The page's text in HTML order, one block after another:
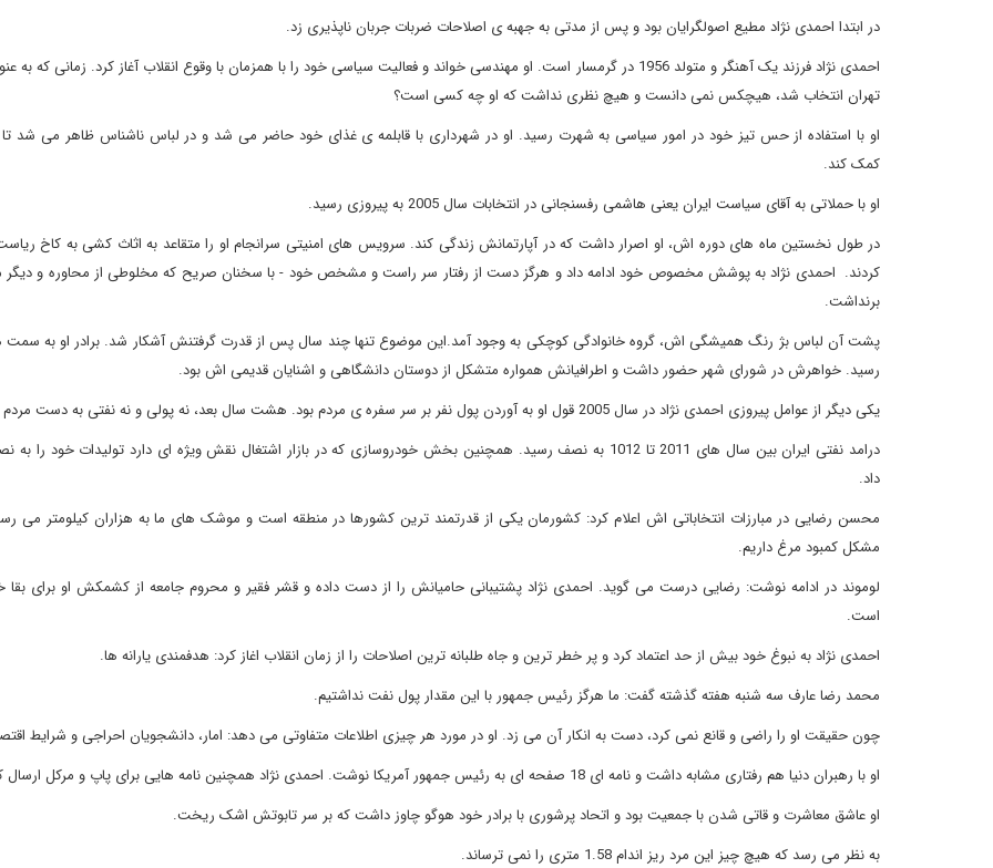
در ابتدا احمدی نژاد مطیع اصولگرایان بود و پس از مدتی به جهبه ی اصلاحات ضربات جربان ناپذیری زد.
احمدی نژاد فرزند یک آهنگر و متولد 1956 در گرمسار است. او مهندسی خواند و فعالیت سیاسی خود را با همزمان با وقوع انقلاب آغاز کرد. زمانی که
تهران انتخاب شد، هیچکس نمی دانست و هیچ نظری نداشت که او چه کسی است؟
او با استفاده از حس تیز خود در امور سیاسی به شهرت رسید. او در شهرداری با قابلمه ی غذای خود حاضر می شد و در لباس ناشناس ظاهر می شد تا
کمک کند.
او با حملاتی به آقای سیاست ایران یعنی هاشمی رفسنجانی در انتخابات سال 2005 به پیروزی رسید.
در طول نخستین ماه های دوره اش، او اصرار داشت که در آپارتمانش زندگی کند. سرویس های امنیتی سرانجام او را متقاعد به اثاث کشی به کاخ
کردند. احمدی نژاد به پوشش مخصوص خود ادامه داد و هرگز دست از رفتار سر راست و مشخص خود - با سخنان صریح که مخلوطی از محاوره و دیگر
برنداشت.
پشت آن لباس بژ رنگ همیشگی اش، گروه خانوادگی کوچکی به وجود آمد.این موضوع تنها چند سال پس از قدرت گرفتنش آشکار شد. برادر او به سمت
رسید. خواهرش در شورای شهر حضور داشت و اطرافیانش همواره متشکل از دوستان دانشگاهی و اشنایان قدیمی اش بود.
یکی دیگر از عوامل پیروزی احمدی نژاد در سال 2005 قول او به آوردن پول نفر بر سر سفره ی مردم بود. هشت سال بعد، نه پولی و نه نفتی به دست مردم رسید.
درامد نفتی ایران بین سال های 2011 تا 1012 به نصف رسید. همچنین بخش خودروسازی که در بازار اشتغال نقش ویژه ای دارد تولیدات خود
داد.
محسن رضایی در مبارزات انتخاباتی اش اعلام کرد: کشورمان یکی از قدرتمند ترین کشورها در منطقه است و موشک های ما به هزاران کیلومتر می
مشکل کمبود مرغ داریم.
لوموند در ادامه نوشت: رضایی درست می گوید. احمدی نژاد پشتیبانی حامیانش را از دست داده و قشر فقیر و محروم جامعه از کشمکش او برای
است.
احمدی نژاد به نبوغ خود بیش از حد اعتماد کرد و پر خطر ترین و جاه طلبانه ترین اصلاحات را از زمان انقلاب اغاز کرد: هدفمندی یارانه ها.
محمد رضا عارف سه شنبه هفته گذشته گفت: ما هرگز رئیس جمهور با این مقدار پول نفت نداشتیم.
چون حقیقت او را راضی و قانع نمی کرد، دست به انکار آن می زد. او در مورد هر چیزی اطلاعات متفاوتی می دهد: امار، دانشجویان احراجی و شرایط
او با رهبران دنیا هم رفتاری مشابه داشت و نامه ای 18 صفحه ای به رئیس جمهور آمریکا نوشت. احمدی نژاد همچنین نامه هایی برای پاپ و مرکل ارسال کرد.
او عاشق معاشرت و قاتی شدن با جمعیت بود و اتحاد پرشوری با برادر خود هوگو چاوز داشت که بر سر تابوتش اشک ریخت.
به نظر می رسد که هیچ چیز این مرد ریز اندام 1.58 متری را نمی ترساند.